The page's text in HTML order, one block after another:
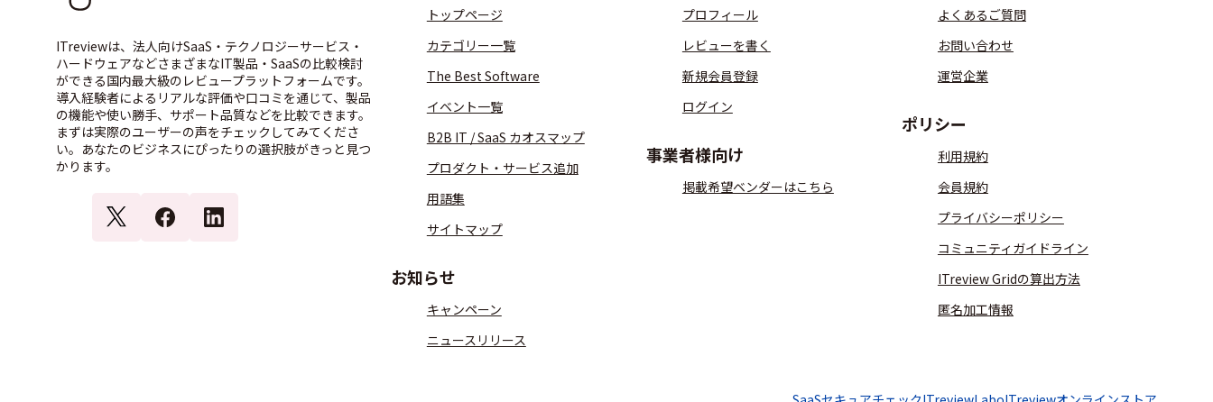
ITreviewは、法人向けSaaS・テクノロジーサービス・
ハードウェアなどさまざまなIT製品・SaaSの比較検討
ができる国内最大級のレビュープラットフォームです。
導入経験者によるリアルな評価や口コミを通じて、製品
の機能や使い勝手、サポート品質などを比較できます。
まずは実際のユーザーの声をチェックしてみてくださ
い。あなたのビジネスにぴったりの選択肢がきっと見つ
かります。
トップページ
カテゴリー一覧
The Best Software
イベント一覧
B2B IT / SaaS カオスマップ
プロダクト・サービス追加
用語集
サイトマップ
お知らせ
キャンペーン
ニュースリリース
プロフィール
レビューを書く
新規会員登録
ログイン
事業者様向け
掲載希望ベンダーはこちら
よくあるご質問
お問い合わせ
運営企業
ポリシー
利用規約
会員規約
プライバシーポリシー
コミュニティガイドライン
ITreview Gridの算出方法
匿名加工情報